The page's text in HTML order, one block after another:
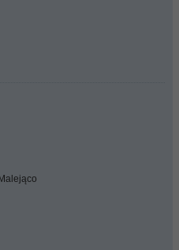
Malejąco